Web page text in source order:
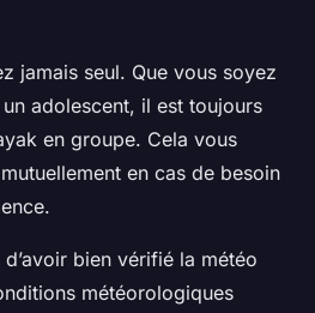
jamais seul. Que vous soyez
adolescent, il est toujours
en groupe. Cela vous
en cas de besoin
bien vérifié la météo
météorologiques